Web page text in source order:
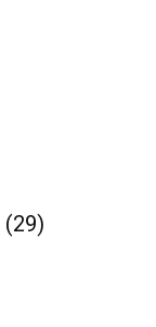
(29)